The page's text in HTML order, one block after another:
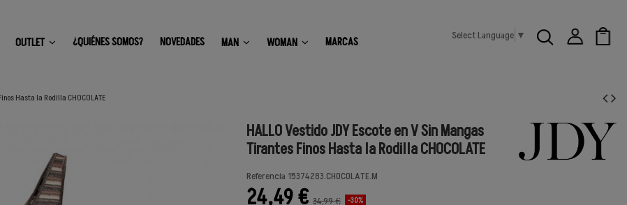
Select Language ▼
OUTLET ¿QUIÉNES SOMOS? NOVEDADES MAN WOMAN MARCAS
Hasta la Rodilla CHOCOLATE
HALLO Vestido JDY Escote en V Sin Mangas
Tirantes Finos Hasta la Rodilla CHOCOLATE
Referencia 15374283.CHOCOLATE.M
24,49 € 34,99 € -30%